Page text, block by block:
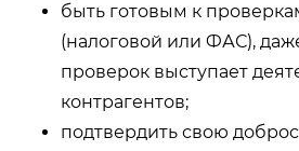
быть готовым к
(налоговой или ФАС),
проверок выступает
контрагентов;
подтвердить свою